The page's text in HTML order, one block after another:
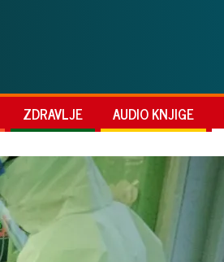
ZDRAVLJE AUDIO KNJIGE